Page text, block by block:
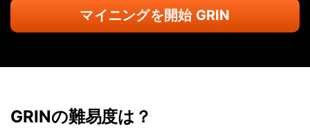
マイニングを開始 GRIN
GRINの難易度は？